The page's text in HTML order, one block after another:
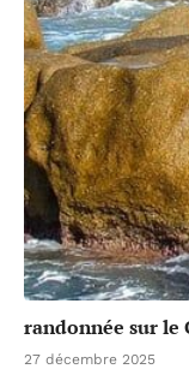
randonnée sur le
27 décembre 2025